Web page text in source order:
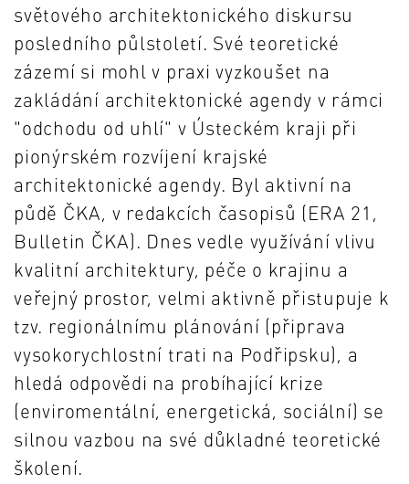
světového architektonického diskursu
posledního půlstoletí. Své teoretické
zázemí si mohl v praxi vyzkoušet na
zakládání architektonické agendy v rámci
"odchodu od uhlí" v Ústeckém kraji při
pionýrském rozvíjení krajské
architektonické agendy. Byl aktivní na
půdě ČKA, v redakcích časopisů (ERA 21,
Bulletin ČKA). Dnes vedle využívání vlivu
kvalitní architektury, péče o krajinu a
veřejný prostor, velmi aktivně přistupuje k
tzv. regionálnímu plánování (připrava
vysokorychlostní trati na Podřipsku), a
hledá odpovědi na probíhající krize
(enviromentální, energetická, sociální) se
silnou vazbou na své důkladné teoretické
školení.